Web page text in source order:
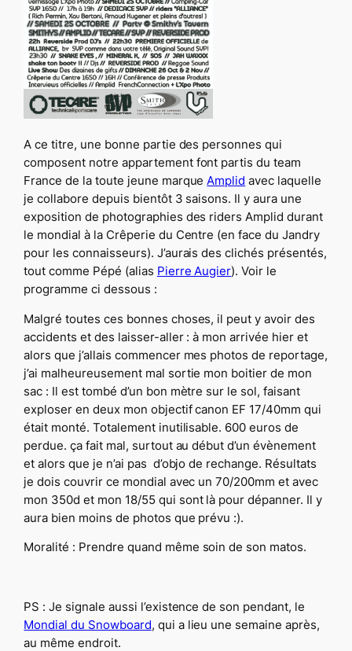
A ce titre, une bonne partie des personnes qui
composent notre appartement font partis du team
France de la toute jeune marqueAmplid avec laquelle
je collabore depuis bientôt 3 saisons. Il y aura une
exposition de photographies des riders Amplid durant
le mondial à la Crêperie du Centre (en face du Jandry
pour les connaisseurs). J’aurais des clichés présentés,
tout comme Pépé (alias Pierre Augier). Voir le
programme ci dessous :
Malgré toutes ces bonnes choses, il peut y avoir des
accidents et des laisser-aller : à mon arrivée hier et
alors que j’allais commencer mes photos de reportage,
j’ai malheureusement mal sortie mon boitier de mon
sac : Il est tombé d’un bon mètre sur le sol, faisant
exploser en deux mon objectif canon EF 17/40mm qui
était monté. Totalement inutilisable. 600 euros de
perdue. ça fait mal, surtout au début d’un évènement
et alors que je n’ai pas d’objo de rechange. Résultats
je dois couvrir ce mondial avec un 70/200mm et avec
mon 350d et mon 18/55 qui sont là pour dépanner. Il y
aura bien moins de photos que prévu :).
Moralité : Prendre quand même soin de son matos.
PS : Je signale aussi l’existence de son pendant, le
Mondial du Snowboard, qui a lieu une semaine après,
au même endroit.